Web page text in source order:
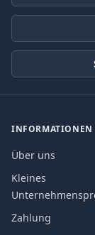
INFORMATIONEN
Über uns
Kleines
Zahlung